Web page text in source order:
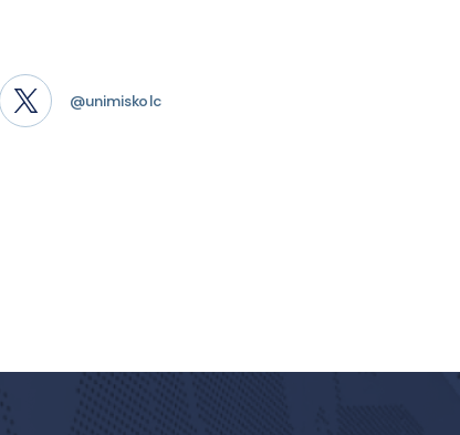
@unimiskolc